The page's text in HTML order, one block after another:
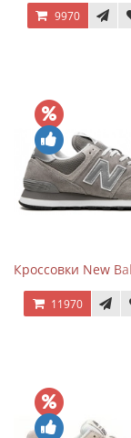
9970
Кроссовки New
11970